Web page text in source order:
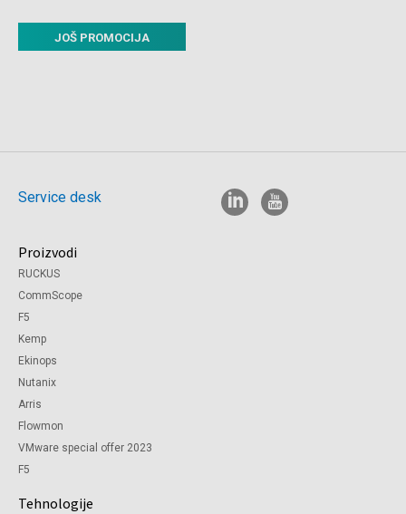
JOŠ PROMOCIJA
Service desk
Proizvodi
RUCKUS
CommScope
F5
Kemp
Ekinops
Nutanix
Arris
Flowmon
VMware special offer 2023
F5
Tehnologije